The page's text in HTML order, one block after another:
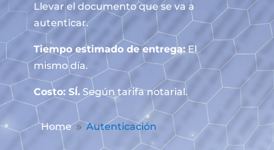
Llevar el documento que se va a
autenticar.
Tiempo estimado de entrega:El
mismo día.
Costo: SÍ.Según tarifa notarial.
Home 9 Autenticación